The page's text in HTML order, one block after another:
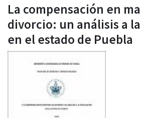
La compensación en
divorcio: un análisis a
en el estado de Puebla